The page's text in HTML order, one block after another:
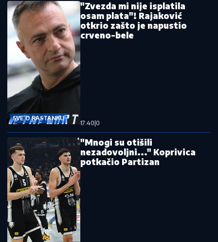
SVE O RASTANKU
"Zvezda mi nije isplatila
osam plata"! Rajaković
otkrio zašto je napustio
crveno-bele
17:40 0
"Mnogi su otišili
nezadovoljni..." Koprivica
potkačio Partizan